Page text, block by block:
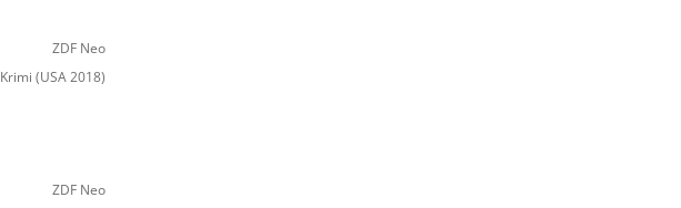
ZDF Neo
Krimi (USA 2018)
ZDF Neo